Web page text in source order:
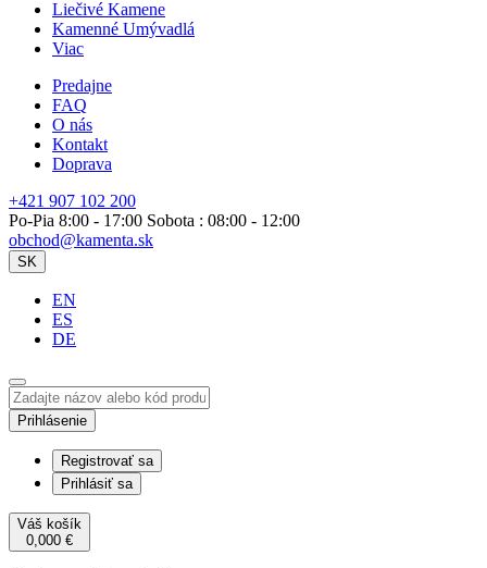
Liečivé Kamene
Kamenné Umývadlá
Viac
Predajne
FAQ
O nás
Kontakt
Doprava
+421 907 102 200
Po-Pia 8:00 - 17:00 Sobota : 08:00 - 12:00
obchod@kamenta.sk
SK
EN
ES
DE
Prihlásenie
Registrovať sa
Prihlásiť sa
Váš košík
0,000 €